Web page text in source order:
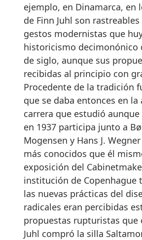
ejemplo, en Dinamarca, en
de Finn Juhl son
gestos modernistas que
historicismo decimonónico
de siglo, aunque sus
recibidas al principio con
Procedente de la tradición
que se daba entonces en
carrera que estudió
en 1937 participa junto a
Mogensen y Hans J.
más conocidos que él
exposición del
institución de Copenhague
las nuevas prácticas del
radicales eran percibidas
propuestas rupturistas que
Juhl compró la silla